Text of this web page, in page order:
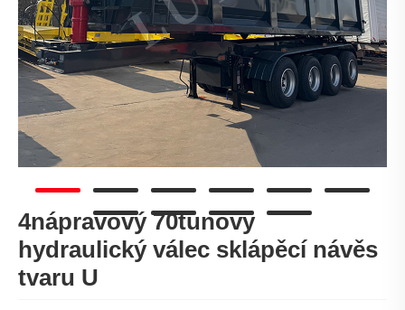
4nápravový 70tunový
hydraulický válec sklápěcí návěs
tvaru U